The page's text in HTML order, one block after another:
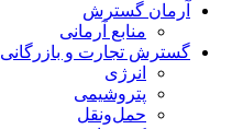
آرمان گسترش
منابع آرمانی
گسترش تجارت و بازرگانی
انرژی
پتروشیمی
حمل‌و‌نقل